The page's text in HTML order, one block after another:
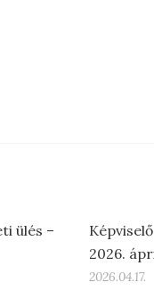
ülés –
2026.
2026.04.17.